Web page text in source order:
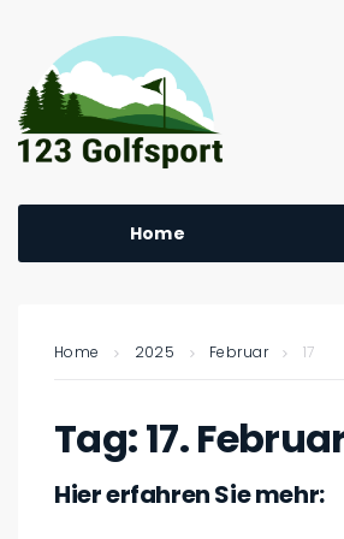
Home
Home 2025 Februar 17
Tag:17.
Hier erfahren Sie mehr: